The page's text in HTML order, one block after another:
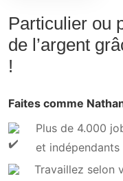
Particulier ou
de l’argent
!
Faites comme
Plus de 4.000
et indépendants
Travaillez selon